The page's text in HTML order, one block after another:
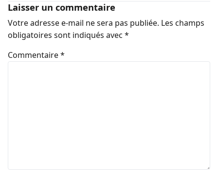
Laisser un commentaire
Votre adresse e-mail ne sera pas publiée. Les champs
obligatoires sont indiqués avec *
Commentaire*